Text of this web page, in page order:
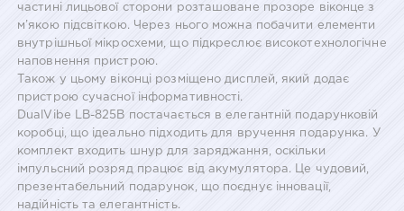
частині лицьової сторони розташоване прозоре віконце з
м’якою підсвіткою. Через нього можна побачити елементи
внутрішньої мікросхеми, що підкреслює високотехнологічне
наповнення пристрою.
Також у цьому віконці розміщено дисплей, який додає
пристрою сучасної інформативності.
DualVibe LB-825B постачається в елегантній подарунковій
коробці, що ідеально підходить для вручення подарунка. У
комплект входить шнур для заряджання, оскільки
імпульсний розряд працює від акумулятора. Це чудовий,
презентабельний подарунок, що поєднує інновації,
надійність та елегантність.